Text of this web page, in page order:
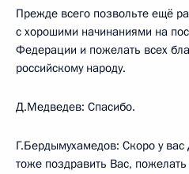
Прежде всего позвольте ещё
с хорошими начинаниями на
Федерации и пожелать всех
российскому народу.
Д.Медведев: Спасибо.
Г.Бердымухамедов: Скоро у
тоже поздравить Вас, пожелать